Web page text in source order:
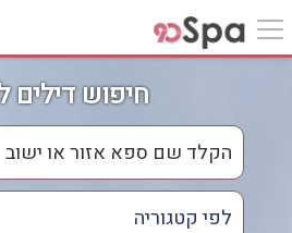
חיפוש